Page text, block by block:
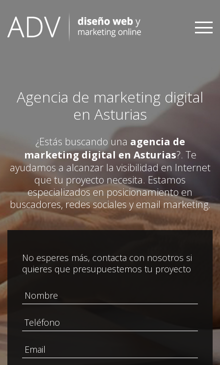
content
Agencia de marketing digital
en Asturias
¿Estás buscando una agencia de
marketing digital en Asturias?. Te
ayudamos a alcanzar la visibilidad en Internet
que tu proyecto necesita. Estamos
especializados en posicionamiento en
buscadores, redes sociales y email marketing.
No esperes más, contacta con nosotros si
quieres que presupuestemos tu proyecto